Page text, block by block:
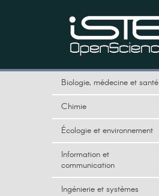
Biologie, médecine et santé
Chimie
Écologie et environnement
Information et
communication
Ingénierie et systèmes